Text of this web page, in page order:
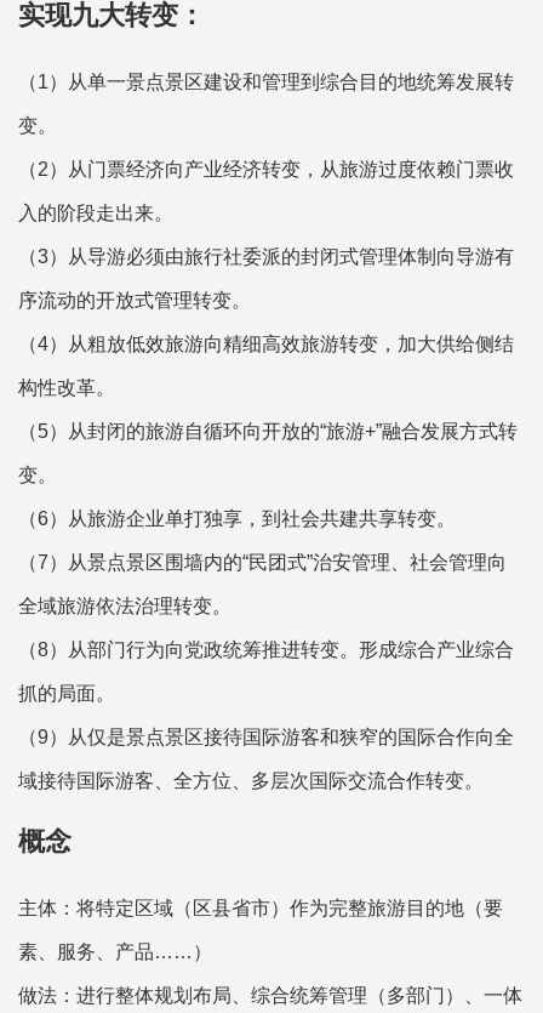
实现九大转变：
（1）从单一景点景区建设和管理到综合目的地统筹发展转
变。
（2）从门票经济向产业经济转变，从旅游过度依赖门票收
入的阶段走出来。
（3）从导游必须由旅行社委派的封闭式管理体制向导游有
序流动的开放式管理转变。
（4）从粗放低效旅游向精细高效旅游转变，加大供给侧结
构性改革。
（5）从封闭的旅游自循环向开放的“旅游+”融合发展方式转
变。
（6）从旅游企业单打独享，到社会共建共享转变。
（7）从景点景区围墙内的“民团式”治安管理、社会管理向
全域旅游依法治理转变。
（8）从部门行为向党政统筹推进转变。形成综合产业综合
抓的局面。
（9）从仅是景点景区接待国际游客和狭窄的国际合作向全
域接待国际游客、全方位、多层次国际交流合作转变。
概念
主体：将特定区域（区县省市）作为完整旅游目的地（要
素、服务、产品……）
做法：进行整体规划布局、综合统筹管理（多部门）、一体